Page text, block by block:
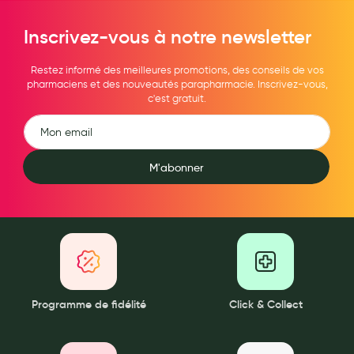
Pour Homme
Crème solaire - Visage et corps
Préservatifs - Gels lubrifiants
Accessoires, coutellerie, brosserie
Bouillottes
Mon bébé
Soins bébé
Inscrivez-vous à notre newsletter
Restez informé des meilleures promotions, des conseils de vos
pharmaciens et des nouveautés parapharmacie. Inscrivez-vous,
c'est gratuit.
M'abonner
Programme de fidélité Click & Collect